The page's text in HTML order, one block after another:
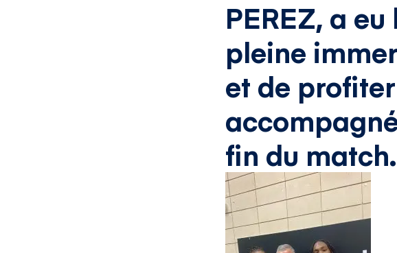
PEREZ, a eu
pleine
et de
fin du match.